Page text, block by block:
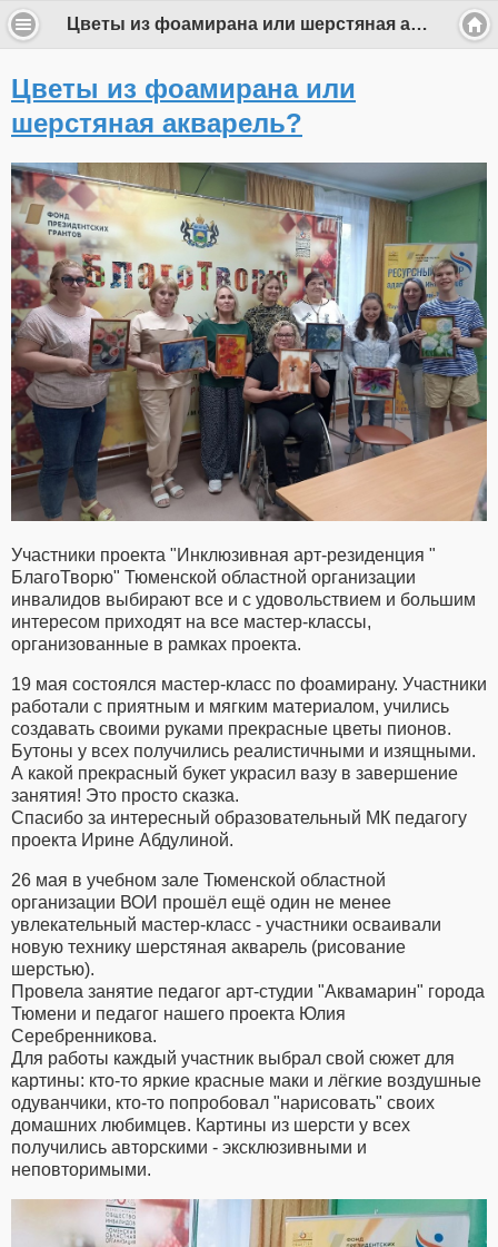
Цветы из фоамирана или шерстяная акварель?
Цветы из фоамирана или
шерстяная акварель?
Участники проекта "Инклюзивная арт-резиденция "
БлагоТворю" Тюменской областной организации
инвалидов выбирают все и с удовольствием и большим
интересом приходят на все мастер-классы,
организованные в рамках проекта.
19 мая состоялся мастер-класс по фоамирану. Участники
работали с приятным и мягким материалом, учились
создавать своими руками прекрасные цветы пионов.
Бутоны у всех получились реалистичными и изящными.
А какой прекрасный букет украсил вазу в завершение
занятия! Это просто сказка.
Спасибо за интересный образовательный МК педагогу
проекта Ирине Абдулиной.
26 мая в учебном зале Тюменской областной
организации ВОИ прошёл ещё один не менее
увлекательный мастер-класс - участники осваивали
новую технику шерстяная акварель (рисование
шерстью).
Провела занятие педагог арт-студии "Аквамарин" города
Тюмени и педагог нашего проекта Юлия
Серебренникова.
Для работы каждый участник выбрал свой сюжет для
картины: кто-то яркие красные маки и лёгкие воздушные
одуванчики, кто-то попробовал "нарисовать" своих
домашних любимцев. Картины из шерсти у всех
получились авторскими - эксклюзивными и
неповторимыми.